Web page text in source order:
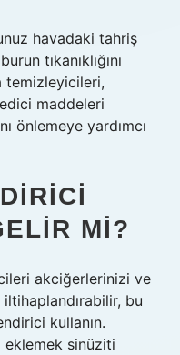
havadaki tahriş
tıkanıklığını
temizleyicileri,
maddeleri
önlemeye yardımcı
MI?
akciğerlerinizi ve
iltihaplandırabilir, bu
kullanın.
eklemek sinüziti